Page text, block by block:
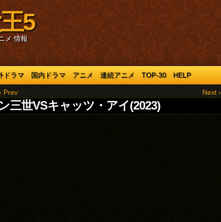
5
メ 情報
ドラマ 国内ドラマ アニメ 連続アニメ TOP-30 HELP
Prev Next ›
三世VSキャッツ・アイ(2023)